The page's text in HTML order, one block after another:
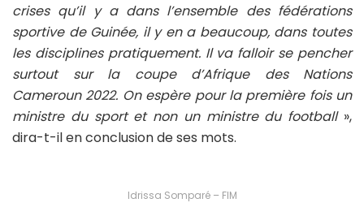
crises qu’il y a dans l’ensemble des fédérations
sportive de Guinée, il y en a beaucoup, dans toutes
les disciplines pratiquement. Il va falloir se pencher
surtout sur la coupe d’Afrique des Nations
Cameroun 2022. On espère pour la première fois un
ministre du sport et non un ministre du football »,
dira-t-il en conclusion de ses mots.
Idrissa Somparé – FIM